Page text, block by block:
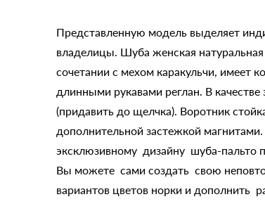
Представленную модель выделяет
владелицы. Шуба женская
сочетании с мехом каракульчи, имеет
длинными рукавами реглан. В
(придавить до щелчка). Воротник
дополнительной застежкой
эксклюзивному дизайну шуба-пальто
Вы можете сами создать свою
вариантов цветов норки и дополнить